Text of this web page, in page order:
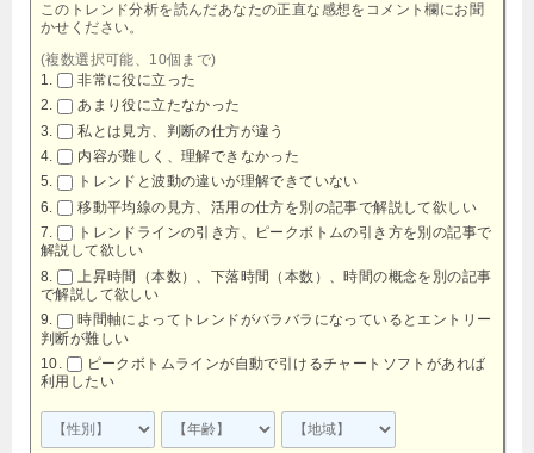
このトレンド分析を読んだあなたの正直な感想をコメント欄にお聞
かせください。
(複数選択可能、10個まで)
非常に役に立った
あまり役に立たなかった
私とは見方、判断の仕方が違う
内容が難しく、理解できなかった
トレンドと波動の違いが理解できていない
移動平均線の見方、活用の仕方を別の記事で解説して欲しい
トレンドラインの引き方、ピークボトムの引き方を別の記事で
解説して欲しい
上昇時間（本数）、下落時間（本数）、時間の概念を別の記事
で解説して欲しい
時間軸によってトレンドがバラバラになっているとエントリー
判断が難しい
ピークボトムラインが自動で引けるチャートソフトがあれば
利用したい